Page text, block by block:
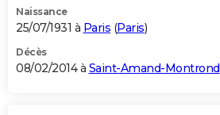
Naissance
25/07/1931 à Paris (Paris)
Décès
08/02/2014 à Saint-Amand-Montrond